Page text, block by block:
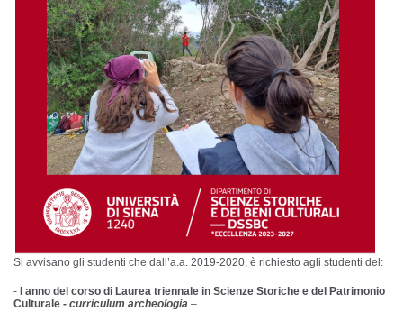
Si avvisano gli studenti che dall’a.a. 2019-2020, è richiesto agli studenti del:
- I anno del corso di Laurea triennale in Scienze Storiche e del Patrimonio
Culturale - curriculum archeologia –